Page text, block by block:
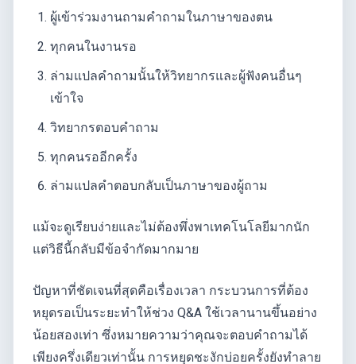
ผู้เข้าร่วมงานถามคำถามในภาษาของตน
ทุกคนในงานรอ
ล่ามแปลคำถามนั้นให้วิทยากรและผู้ฟังคนอื่นๆ
เข้าใจ
วิทยากรตอบคำถาม
ทุกคนรออีกครั้ง
ล่ามแปลคำตอบกลับเป็นภาษาของผู้ถาม
แม้จะดูเรียบง่ายและไม่ต้องพึ่งพาเทคโนโลยีมากนัก
แต่วิธีนี้กลับมีข้อจำกัดมากมาย
ปัญหาที่ชัดเจนที่สุดคือเรื่องเวลา กระบวนการที่ต้อง
หยุดรอเป็นระยะทำให้ช่วง Q&A ใช้เวลานานขึ้นอย่าง
น้อยสองเท่า ซึ่งหมายความว่าคุณจะตอบคำถามได้
เพียงครึ่งเดียวเท่านั้น การหยุดชะงักบ่อยครั้งยังทำลาย